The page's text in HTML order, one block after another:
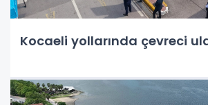
Kocaeli yollarında çevreci